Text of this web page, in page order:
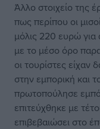
Άλλο στοιχείο της
πως περίπου οι
μόλις 220 ευρώ για
με το μέσο όρο
οι τουρίστες
στην εμπορική και
πρωτοπούλησε
επιτεύχθηκε με
επιβεβαιώσει στο